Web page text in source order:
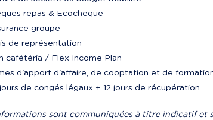
repas & Ecocheque
groupe
de représentation
cafétéria / Flex Income Plan
d'apport d'affaire, de cooptation et de
de congés légaux + 12 jours de récupération
sont communiquées à titre indicatif et